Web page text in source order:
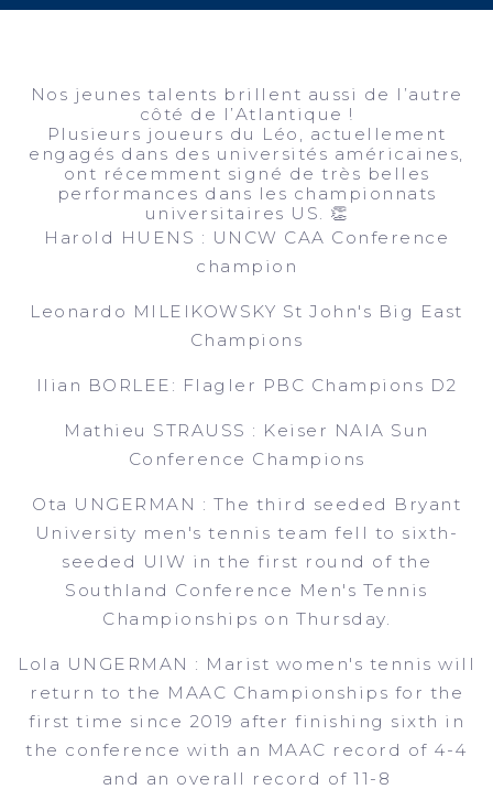
Nos jeunes talents brillent aussi de l’autre
côté de l’Atlantique !
Plusieurs joueurs du Léo, actuellement
engagés dans des universités américaines,
ont récemment signé de très belles
performances dans les championnats
universitaires US. 👏
Harold HUENS : UNCW CAA Conference
champion
Leonardo MILEIKOWSKY St John's Big East
Champions
Ilian BORLEE: Flagler PBC Champions D2
Mathieu STRAUSS : Keiser NAIA Sun
Conference Champions
Ota UNGERMAN : The third seeded Bryant
University men's tennis team fell to sixth-
seeded UIW in the first round of the
Southland Conference Men's Tennis
Championships on Thursday.
Lola UNGERMAN : Marist women's tennis will
return to the MAAC Championships for the
first time since 2019 after finishing sixth in
the conference with an MAAC record of 4-4
and an overall record of 11-8